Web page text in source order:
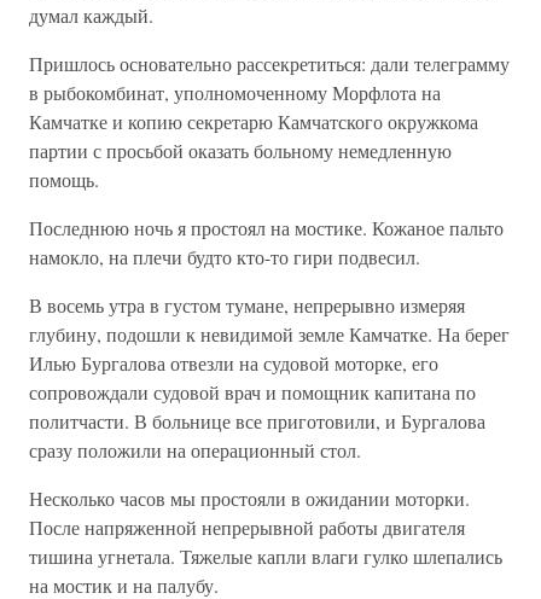
думал каждый.
Пришлось основательно рассекретиться: дали телеграмму
в рыбокомбинат, уполномоченному Морфлота на
Камчатке и копию секретарю Камчатского окружкома
партии с просьбой оказать больному немедленную
помощь.
Последнюю ночь я простоял на мостике. Кожаное пальто
намокло, на плечи будто кто-то гири подвесил.
В восемь утра в густом тумане, непрерывно измеряя
глубину, подошли к невидимой земле Камчатке. На берег
Илью Бургалова отвезли на судовой моторке, его
сопровождали судовой врач и помощник капитана по
политчасти. В больнице все приготовили, и Бургалова
сразу положили на операционный стол.
Несколько часов мы простояли в ожидании моторки.
После напряженной непрерывной работы двигателя
тишина угнетала. Тяжелые капли влаги гулко шлепались
на мостик и на палубу.